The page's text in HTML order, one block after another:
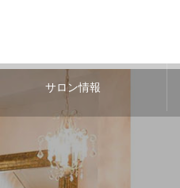
サロン情報